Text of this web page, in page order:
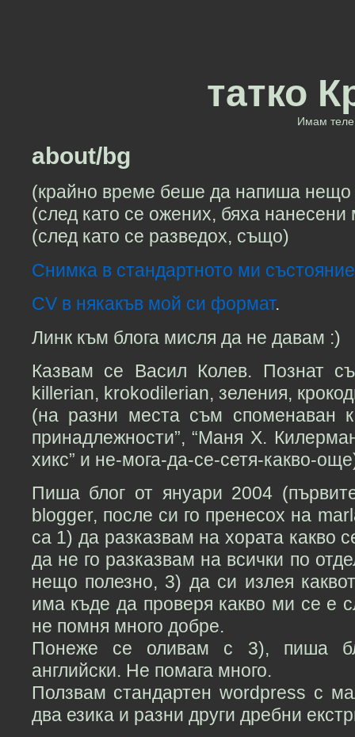
татко
Имам теле
about/bg
(крайно време беше да напиша нещо
(след като се ожених, бяха
(след като се разведох, също)
Снимка в стандартното ми
CV в някакъв мой си формат.
Линк към блога мисля да не давам :)
Казвам се Васил Колев. Познат
killerian, krokodilerian, зеления,
(на разни места съм споменаван
принадлежности”, “Маня Х.
хикс” и не-мога-да-се-сетя-какво-
Пиша блог от януари 2004
blogger, после си го пренесох на
са 1) да разказвам на хората какво
да не го разказвам на всички по
нещо полезно, 3) да си излея
има къде да проверя какво ми се е
не помня много добре.
Понеже се оливам с 3), пиша
английски. Не помага много.
Ползвам стандартен wordpress с
два езика и разни други дребни